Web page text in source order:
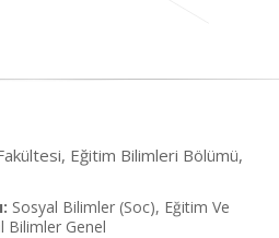
Eğitim Bilimleri Bölümü,
Sosyal Bilimler (Soc), Eğitim Ve
Bilimler Genel